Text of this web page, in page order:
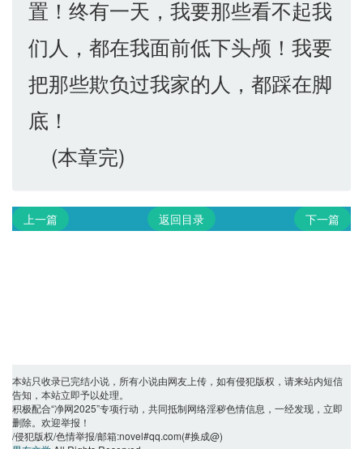
置！终有一天，我要那些看不起我
们人，都在我面前低下头颅！我要
把那些欺负过我家的人，都踩在脚
底！
(本章完)
上一篇 返回目录 下一篇
本站只收录已完结小说，所有小说由网友上传，如有侵犯版权，请来站内短信
告知，本站立即予以处理。
积极配合“净网2025”专项行动，共同抵制网络淫秽色情信息，一经发现，立即
删除。欢迎举报！
/侵犯版权/色情举报/邮箱:novel#qq.com(#换成@)